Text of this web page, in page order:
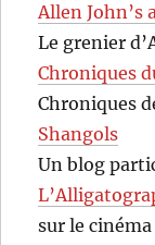
Allen John’s
Le grenier
Chroniques
Chroniques
Shangols
Un blog
sur le